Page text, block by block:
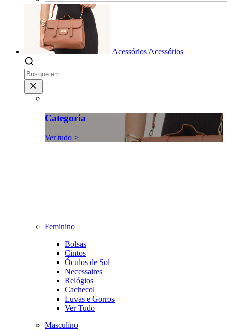
Acessórios Acessórios
Categoria
Ver tudo >
Feminino
Bolsas
Cintos
Óculos de Sol
Necessaires
Relógios
Cachecol
Luvas e Gorros
Ver Tudo
Masculino